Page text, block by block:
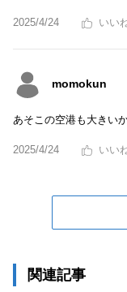
2025/4/24
momokun
あそこの空港も大きい
2025/4/24
関連記事